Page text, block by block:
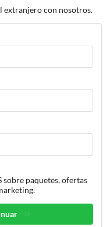
extranjero con nosotros.
paquetes, ofertas